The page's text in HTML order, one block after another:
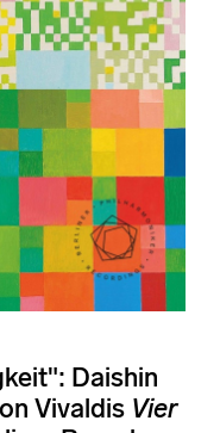
Daishin
Vivaldis Vier